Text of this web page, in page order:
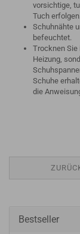
vorsichtige,
Tuch
Schuhnähte
befeuchtet.
Trocknen Sie
Heizung,
Schuhe
die
Bestseller